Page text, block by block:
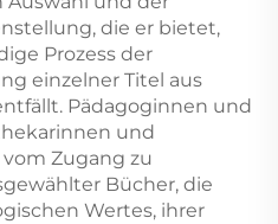
Erwachsene und
Paare
die er bietet,
Prozess der
einzelner Titel aus
Pädagoginnen und
und
Zugang zu
Bücher, die
Wertes, ihrer